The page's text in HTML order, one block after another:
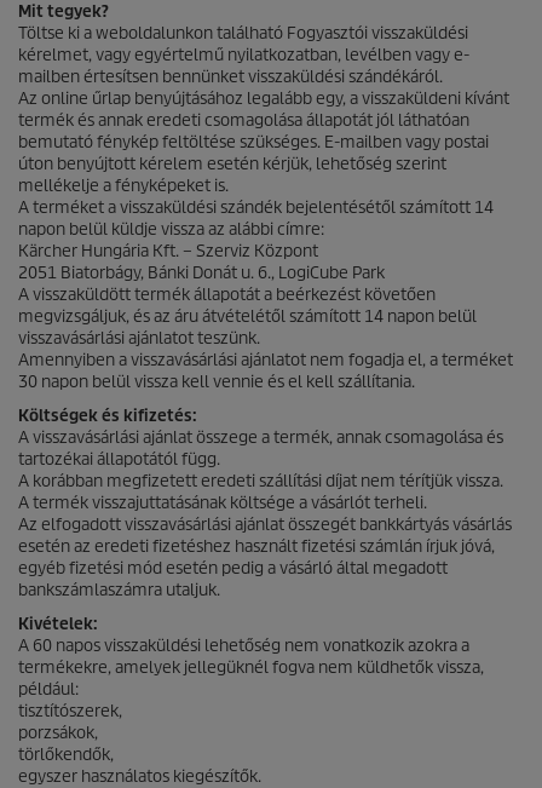
Mit tegyek?
Töltse ki a weboldalunkon található Fogyasztói visszaküldési
kérelmet, vagy egyértelmű nyilatkozatban, levélben vagy e-
mailben értesítsen bennünket visszaküldési szándékáról.
Az online űrlap benyújtásához legalább egy, a visszaküldeni kívánt
termék és annak eredeti csomagolása állapotát jól láthatóan
bemutató fénykép feltöltése szükséges. E-mailben vagy postai
úton benyújtott kérelem esetén kérjük, lehetőség szerint
mellékelje a fényképeket is.
A terméket a visszaküldési szándék bejelentésétől számított 14
napon belül küldje vissza az alábbi címre:
Kärcher Hungária Kft. – Szerviz Központ
2051 Biatorbágy, Bánki Donát u. 6., LogiCube Park
A visszaküldött termék állapotát a beérkezést követően
megvizsgáljuk, és az áru átvételétől számított 14 napon belül
visszavásárlási ajánlatot teszünk.
Amennyiben a visszavásárlási ajánlatot nem fogadja el, a terméket
30 napon belül vissza kell vennie és el kell szállítania.
Költségek és kifizetés:
A visszavásárlási ajánlat összege a termék, annak csomagolása és
tartozékai állapotától függ.
A korábban megfizetett eredeti szállítási díjat nem térítjük vissza.
A termék visszajuttatásának költsége a vásárlót terheli.
Az elfogadott visszavásárlási ajánlat összegét bankkártyás vásárlás
esetén az eredeti fizetéshez használt fizetési számlán írjuk jóvá,
egyéb fizetési mód esetén pedig a vásárló által megadott
bankszámlaszámra utaljuk.
Kivételek:
A 60 napos visszaküldési lehetőség nem vonatkozik azokra a
termékekre, amelyek jellegüknél fogva nem küldhetők vissza,
például:
tisztítószerek,
porzsákok,
törlőkendők,
egyszer használatos kiegészítők.